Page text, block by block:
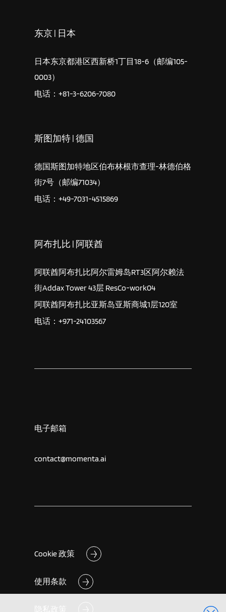
东京 | 日本
日本东京都港区西新桥1丁目18-6（邮编105-
0003）
电话：+81-3-6206-7080
斯图加特 | 德国
德国斯图加特地区伯布林根市查理-林德伯格
街7号（邮编71034）
电话：+49-7031-4515869
阿布扎比 | 阿联酋
阿联酋阿布扎比阿尔雷姆岛RT3区阿尔赖法
街Addax Tower 43层 ResCo-work04
阿联酋阿布扎比亚斯岛亚斯商城1层120室
电话：+971-24103567
电子邮箱
contact@momenta.ai
Cookie 政策
使用条款
隐私政策